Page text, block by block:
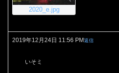
2020_e.jpg
2019年12月24日 11:56 PM返信
いそミ